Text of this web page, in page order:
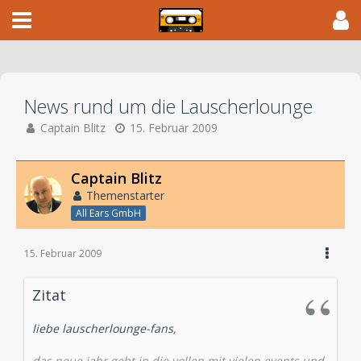
News rund um die Lauscherlounge
Captain Blitz 15. Februar 2009
Captain Blitz
Themenstarter
All Ears GmbH
15. Februar 2009
Zitat
liebe lauscherlounge-fans,